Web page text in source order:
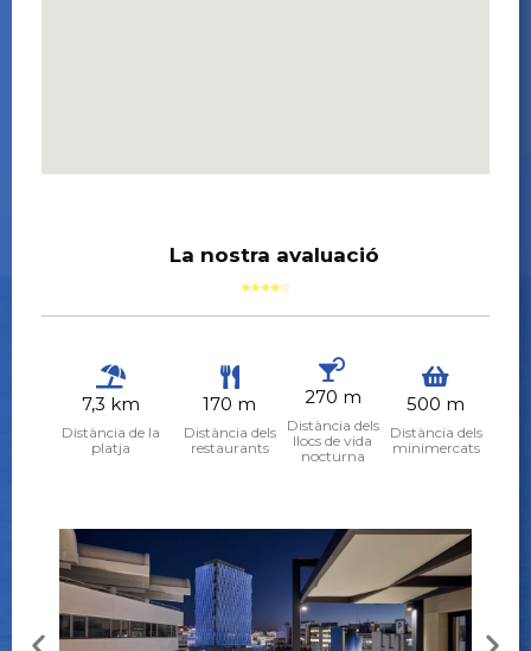
La nostra avaluació
7,3 km
Distància de la
platja
170 m
Distància dels
restaurants
270 m
Distància dels
llocs de vida
nocturna
500 m
Distància dels
minimercats